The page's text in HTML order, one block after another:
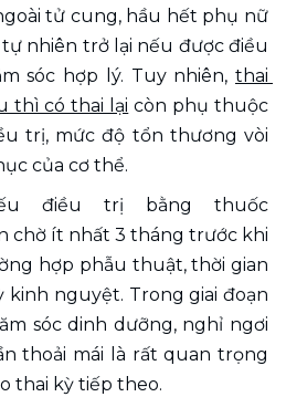
tử cung, hầu hết phụ nữ
nhiên trở lại nếu được điều
sóc hợp lý. Tuy nhiên, thai
thì có thai lại còn phụ thuộc
trị, mức độ tổn thương vòi
của cơ thể.
điều trị bằng thuốc
chờ ít nhất 3 tháng trước khi
hợp phẫu thuật, thời gian
kinh nguyệt. Trong giai đoạn
sóc dinh dưỡng, nghỉ ngơi
thoải mái là rất quan trọng
thai kỳ tiếp theo.